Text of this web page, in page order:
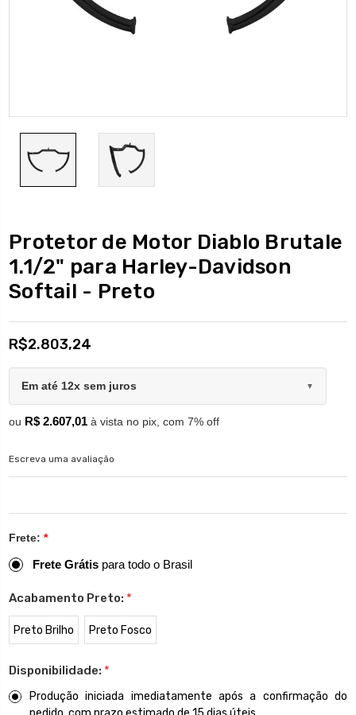
Protetor de Motor Diablo Brutale
1.1/2" para Harley-Davidson
Softail - Preto
R$2.803,24
Em até 12x sem juros ▼
ou R$ 2.607,01 à vista no pix, com 7% off
Escreva uma avaliação
Frete: *
Frete Grátis para todo o Brasil
Acabamento Preto: *
Preto Brilho Preto Fosco
Disponibilidade: *
Produção iniciada imediatamente após a confirmação do